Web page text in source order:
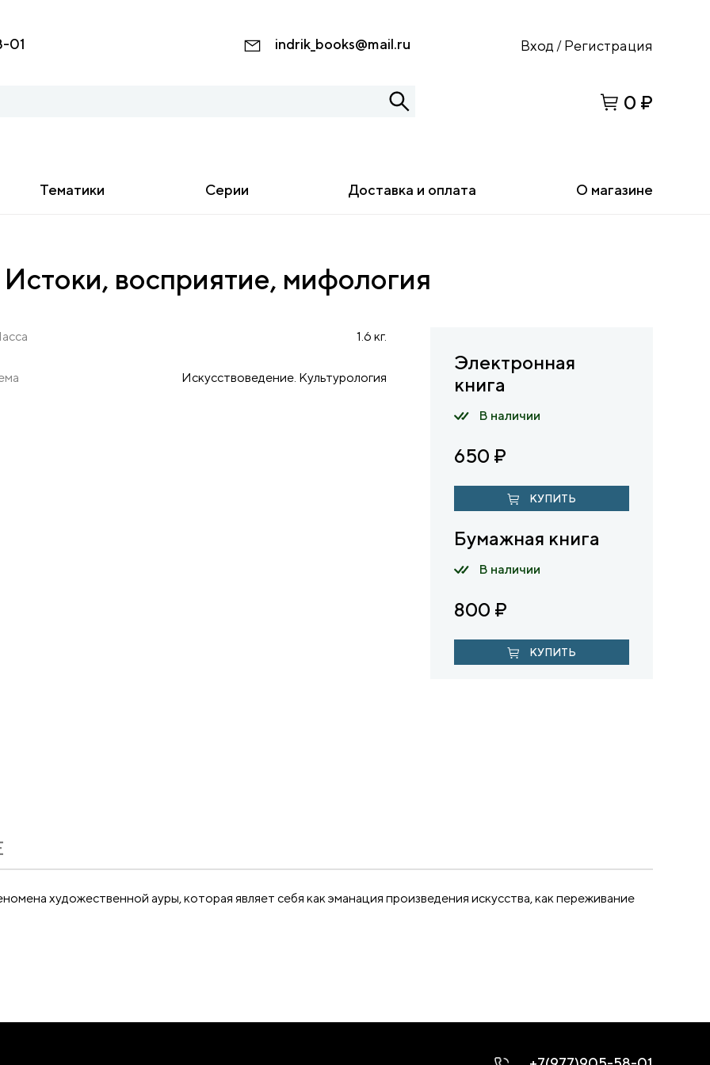
01 indrik_books@mail.ru Вход / Регистрация
0 ₽
Тематики Серии Доставка и оплата О магазине
восприятие, мифология
1.6 кг.
Искусствоведение. Культурология
Электронная
книга
В наличии
650 ₽
КУПИТЬ
Бумажная книга
В наличии
800 ₽
КУПИТЬ
художественной ауры, которая являет себя как эманация произведения искусства, как переживание